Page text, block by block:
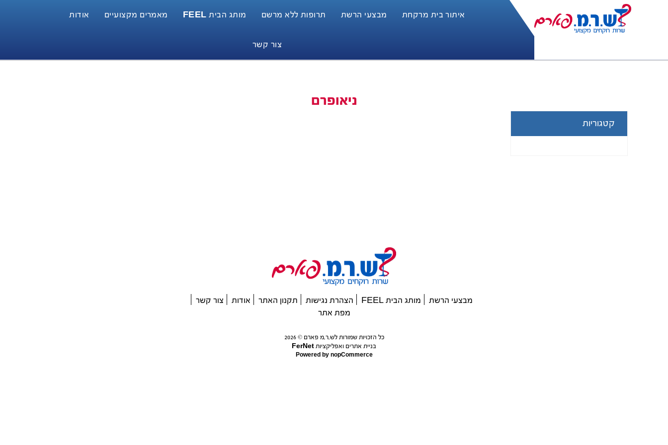
איתור בית מרקחת מבצעי הרשת תרופות ללא מרשם מותג הבית FEEL מאמרים מקצועיים אודות
צור קשר
ניאופרם
קטגוריות
מבצעי הרשת מותג הבית FEEL הצהרת נגישות תקנון האתר אודות
צור קשר
מפת אתר
כל הזכויות שמורות לש.ר.מ פארם © 2026
בניית אתרים ואפליקציות FerNet
Powered bynopCommerce